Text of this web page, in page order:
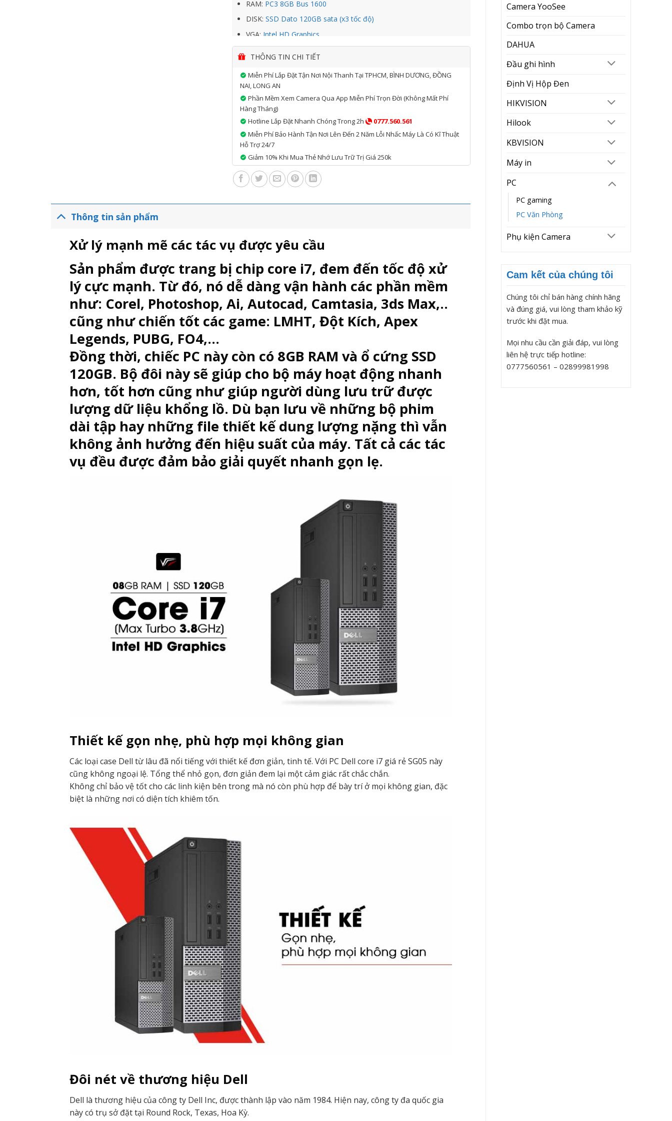
Camera YooSee
Combo trọn bộ Camera
DAHUA
Đầu ghi hình
Định Vị Hộp Đen
HIKVISION
Hilook
KBVISION
Máy in
PC
PC gaming
PC Văn Phòng
Phụ kiện Camera
Cam kết của chúng tôi
Chúng tôi chỉ bán hàng chính hãng
và đúng giá, vui lòng tham khảo kỹ
trước khi đặt mua.
Mọi nhu cầu cần giải đáp, vui lòng
liên hệ trực tiếp hotline:
0777560561 – 02899981998
RAM: PC3 8GB Bus 1600
DISK:SSD Dato 120GB sata (x3 tốc độ)
VGA: Intel HD Graphics
PSU:Dell
Bảo Hành:12 Tháng
THÔNG TIN CHI TIẾT
Miễn Phí Lắp Đặt Tận Nơi Nội Thanh Tại TPHCM, BÌNH DƯƠNG, ĐỒNG
NAI, LONG AN
Phần Mềm Xem Camera Qua App Miễn Phí Trọn Đời (không Mất Phí
Hàng Tháng)
Hotline Lắp Đặt Nhanh Chóng Trong 2h
0777.560.561
Miễn Phí Bảo Hành Tận Nơi Lên Đến 2 Năm Lỗi Nhấc Máy Là Có Kĩ Thuật
Hỗ Trợ 24/7
Giảm 10% Khi Mua Thẻ Nhớ Lưu Trữ Trị Giá 250k
Thông tin sản phẩm
Xử lý mạnh mẽ các tác vụ được yêu cầu
Sản phẩm được trang bị chip core i7, đem đến tốc độ xử
lý cực mạnh. Từ đó, nó dễ dàng vận hành các phần mềm
như: Corel, Photoshop, Ai, Autocad, Camtasia, 3ds Max,..
cũng như chiến tốt các game: LMHT, Đột Kích, Apex
Legends, PUBG, FO4,…
Đồng thời, chiếc PC này còn có 8GB RAM và ổ cứng SSD
120GB. Bộ đôi này sẽ giúp cho bộ máy hoạt động nhanh
hơn, tốt hơn cũng như giúp người dùng lưu trữ được
lượng dữ liệu khổng lồ. Dù bạn lưu về những bộ phim
dài tập hay những file thiết kế dung lượng nặng thì vẫn
không ảnh hưởng đến hiệu suất của máy. Tất cả các tác
vụ đều được đảm bảo giải quyết nhanh gọn lẹ.
Thiết kế gọn nhẹ, phù hợp mọi không gian
Các loại case Dell từ lâu đã nổi tiếng với thiết kế đơn giản, tinh tế. Với PC Dell core i7 giá rẻ SG05 này
cũng không ngoại lệ. Tổng thể nhỏ gọn, đơn giản đem lại một cảm giác rất chắc chắn.
Không chỉ bảo vệ tốt cho các linh kiện bên trong mà nó còn phù hợp để bày trí ở mọi không gian, đặc
biệt là những nơi có diện tích khiêm tốn.
Đôi nét về thương hiệu Dell
Dell là thương hiệu của công ty Dell Inc, được thành lập vào năm 1984. Hiện nay, công ty đa quốc gia
này có trụ sở đặt tại Round Rock, Texas, Hoa Kỳ.